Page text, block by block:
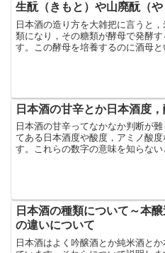
生酛（きもと）や山廃酛（
日本酒の造り方を大雑把に言うと
類になり，その糖類が酵母で発酵
す。この酵母を培養するのに酒母
造りの多くは，乳酸添加法（速醸
日本酒の甘辛とか日本酒度
日本酒の甘辛ってなかなか判断が
てある日本酒度や酸度，アミノ酸
す。これらの数字の意味を知らな
しか思わないでしょうが，自分好
日本酒の種類について～本
の違いについて
日本酒はよく吟醸酒とか純米酒と